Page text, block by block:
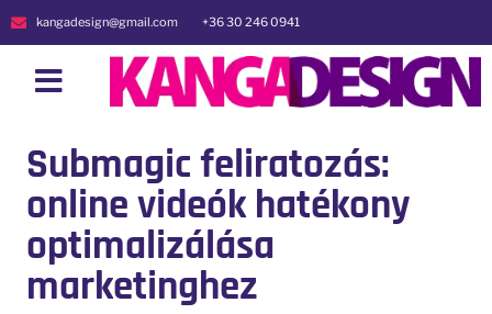
kangadesign@gmail.com +36 30 246 0941
Submagic feliratozás:
online videók hatékony
optimalizálása
marketinghez